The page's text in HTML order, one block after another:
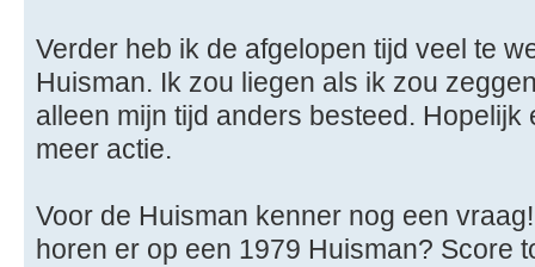
Verder heb ik de afgelopen tijd veel te
Huisman. Ik zou liegen als ik zou
alleen mijn tijd anders besteed.
meer actie.
Voor de Huisman kenner nog een
horen er op een 1979 Huisman? Score